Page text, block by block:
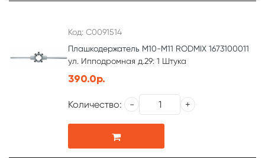
Код: С0091514
Плашкодержатель М10-М11 RODMIX 1673100011
ул. Ипподромная д.29: 1 Штука
390.0р.
Количество: